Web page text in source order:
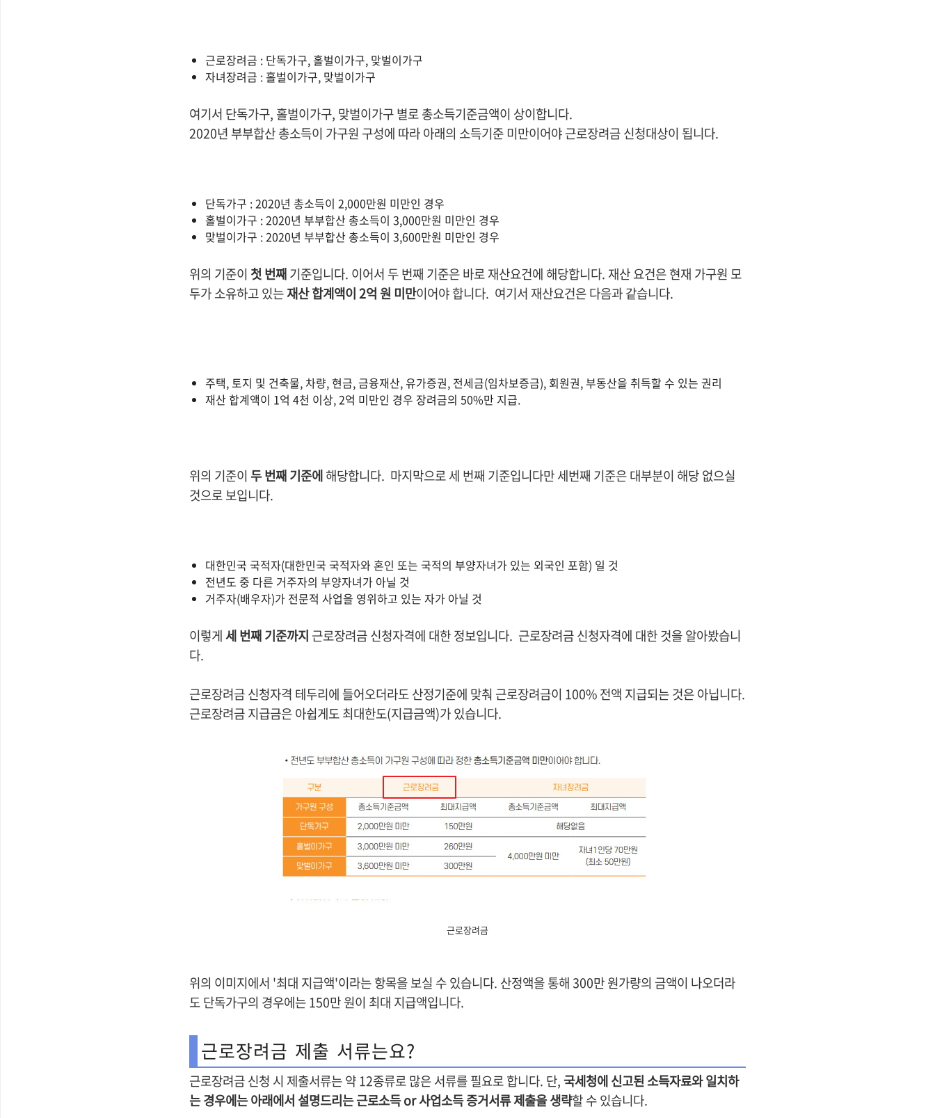
근로장려금 : 단독가구, 홀벌이가구, 맞벌이가구
자녀장려금 : 홀벌이가구, 맞벌이가구
여기서 단독가구, 홀벌이가구, 맞벌이가구 별로 총소득기준금액이 상이합니다.
2020년 부부합산 총소득이 가구원 구성에 따라 아래의 소득기준 미만이어야 근로장려금 신청대상이 됩니다.
단독가구 : 2020년 총소득이 2,000만원 미만인 경우
홀벌이가구 : 2020년 부부합산 총소득이 3,000만원 미만인 경우
맞벌이가구 : 2020년 부부합산 총소득이 3,600만원 미만인 경우
위의 기준이 첫 번째기준입니다. 이어서 두 번째 기준은 바로 재산요건에 해당합니다. 재산 요건은 현재 가구원 모
두가 소유하고 있는재산 합계액이 2억 원 미만이어야 합니다. 여기서 재산요건은 다음과 같습니다.
주택, 토지 및 건축물, 차량, 현금, 금융재산, 유가증권, 전세금(임차보증금), 회원권, 부동산을 취득할 수 있는 권리
재산 합계액이 1억 4천 이상, 2억 미만인 경우 장려금의 50%만 지급.
위의 기준이 두 번째 기준에해당합니다. 마지막으로 세 번째 기준입니다만 세번째 기준은 대부분이 해당 없으실
것으로 보입니다.
대한민국 국적자(대한민국 국적자와 혼인 또는 국적의 부양자녀가 있는 외국인 포함) 일 것
전년도 중 다른 거주자의 부양자녀가 아닐 것
거주자(배우자)가 전문적 사업을 영위하고 있는 자가 아닐 것
이렇게세 번째 기준까지 근로장려금 신청자격에 대한 정보입니다. 근로장려금 신청자격에 대한 것을 알아봤습니
다.
근로장려금 신청자격 테두리에 들어오더라도 산정기준에 맞춰 근로장려금이 100% 전액 지급되는 것은 아닙니다.
근로장려금 지급금은 아쉽게도 최대한도(지급금액)가 있습니다.
근로장려금
위의 이미지에서 '최대 지급액'이라는 항목을 보실 수 있습니다. 산정액을 통해 300만 원가량의 금액이 나오더라
도 단독가구의 경우에는 150만 원이 최대 지급액입니다.
근로장려금 제출 서류는요?
근로장려금 신청 시 제출서류는 약 12종류로 많은 서류를 필요로 합니다. 단, 국세청에 신고된 소득자료와 일치하
는 경우에는 아래에서 설명드리는 근로소득 or 사업소득 증거서류 제출을 생략할 수 있습니다.